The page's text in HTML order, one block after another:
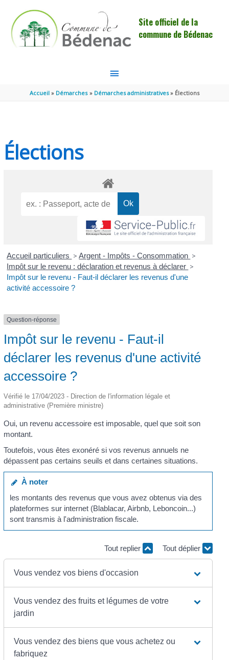
Site officiel de la
commune de Bédenac
MENU
PRINCIPAL
Accueil Démarches Démarches administratives Élections
Élections
Accueil particuliers > Argent - Impôts - Consommation >
Impôt sur le revenu : déclaration et revenus à déclarer >
Impôt sur le revenu - Faut-il déclarer les revenus d'une
activité accessoire ?
Question-réponse
Impôt sur le revenu - Faut-il
déclarer les revenus d'une activité
accessoire ?
Vérifié le 17/04/2023 - Direction de l'information légale et
administrative (Première ministre)
Oui, un revenu accessoire est imposable, quel que soit son
montant.
Toutefois, vous êtes exonéré si vos revenus annuels ne
dépassent pas certains seuils et dans certaines situations.
À noter
les montants des revenus que vous avez obtenus via des
plateformes sur internet (Blablacar, Airbnb, Leboncoin...)
sont transmis à l'administration fiscale.
Tout replier Tout déplier
Vous vendez vos biens d'occasion
Vous vendez des fruits et légumes de votre
jardin
Vous vendez des biens que vous achetez ou
fabriquez